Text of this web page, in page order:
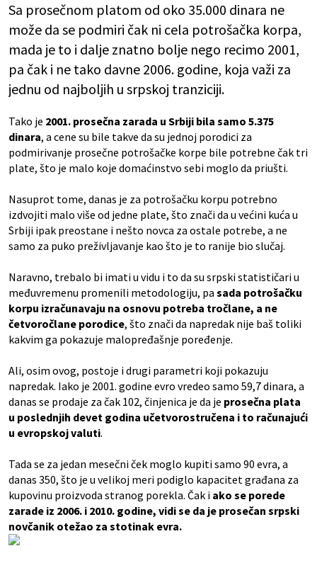
Sa prosečnom platom od oko 35.000 dinara ne
može da se podmiri čak ni cela potrošačka korpa,
mada je to i dalje znatno bolje nego recimo 2001,
pa čak i ne tako davne 2006. godine, koja važi za
jednu od najboljih u srpskoj tranziciji.
Tako je 2001. prosečna zarada u Srbiji bila samo 5.375
dinara, a cene su bile takve da su jednoj porodici za
podmirivanje prosečne potrošačke korpe bile potrebne čak tri
plate, što je malo koje domaćinstvo sebi moglo da priušti.
Nasuprot tome, danas je za potrošačku korpu potrebno
izdvojiti malo više od jedne plate, što znači da u većini kuća u
Srbiji ipak preostane i nešto novca za ostale potrebe, a ne
samo za puko preživljavanje kao što je to ranije bio slučaj.
Naravno, trebalo bi imati u vidu i to da su srpski statističari u
međuvremenu promenili metodologiju, pa sada potrošačku
korpu izračunavaju na osnovu potreba tročlane, a ne
četvoročlane porodice, što znači da napredak nije baš toliki
kakvim ga pokazuje malopređašnje poređenje.
Ali, osim ovog, postoje i drugi parametri koji pokazuju
napredak. Iako je 2001. godine evro vredeo samo 59,7 dinara, a
danas se prodaje za čak 102, činjenica je da je prosečna plata
u poslednjih devet godina učetvorostručena i to računajući
u evropskoj valuti.
Tada se za jedan mesečni ček moglo kupiti samo 90 evra, a
danas 350, što je u velikoj meri podiglo kapacitet građana za
kupovinu proizvoda stranog porekla. Čak i ako se porede
zarade iz 2006. i 2010. godine, vidi se da je prosečan srpski
novčanik otežao za stotinak evra.